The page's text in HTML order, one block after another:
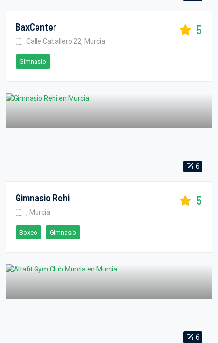
BaxCenter
Calle Caballero 22, Murcia
5
Gimnasio
6
Gimnasio Rehi
, Murcia
5
Boxeo Gimnasio
6